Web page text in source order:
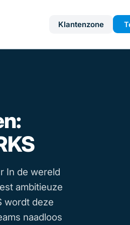
Klantenzone
In de wereld
ambitieuze
wordt deze
naadloos